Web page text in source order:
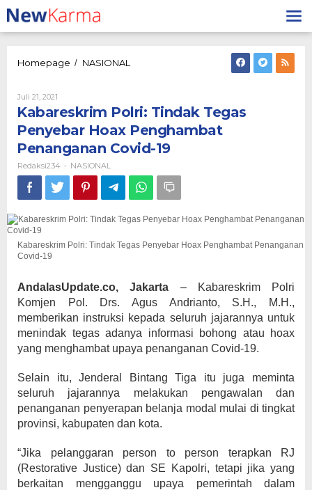
Lewati
ke
konten
Homepage / NASIONAL
Penyebar
Hoax
Penghambat
Penanganan
19
Juli 21, 2021
Redaksi234
Kabareskrim Polri: Tindak Tegas
Penyebar Hoax Penghambat
Penanganan Covid-19
Redaksi234 - NASIONAL
Kabareskrim Polri: Tindak Tegas Penyebar Hoax Penghambat Penanganan
Covid-19
AndalasUpdate.co, Jakarta – Kabareskrim Polri
Komjen Pol. Drs. Agus Andrianto, S.H., M.H.,
memberikan instruksi kepada seluruh jajarannya untuk
menindak tegas adanya informasi bohong atau hoax
yang menghambat upaya penanganan Covid-19.
Selain itu, Jenderal Bintang Tiga itu juga meminta
seluruh jajarannya melakukan pengawalan dan
penanganan penyerapan belanja modal mulai di tingkat
provinsi, kabupaten dan kota.
“Jika pelanggaran person to person terapkan RJ
(Restorative Justice) dan SE Kapolri, tetapi jika yang
berkaitan mengganggu upaya pemerintah dalam